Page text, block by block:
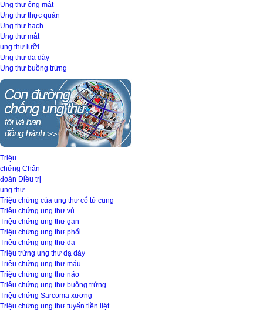
Ung thư ống mật
Ung thư thực quản
Ung thư hạch
Ung thư mắt
ung thư lưỡi
Ung thư dạ dày
Ung thư buồng trứng
Triệu
chứng Chẩn
đoán Điều trị
ung thư
Triệu chứng của ung thư cổ tử cung
Triệu chứng ung thư vú
Triệu chứng ung thư gan
Triệu chứng ung thư phổi
Triệu chứng ung thư da
Triệu trứng ung thư dạ dày
Triệu chứng ung thư máu
Triệu chứng ung thư não
Triệu chứng ung thư buồng trứng
Triệu chứng Sarcoma xương
Triệu chứng ung thư tuyến tiền liệt